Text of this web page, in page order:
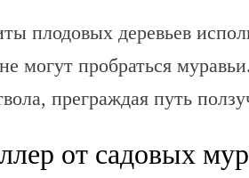
плодовых деревьев
могут пробраться
преграждая путь
от садовых